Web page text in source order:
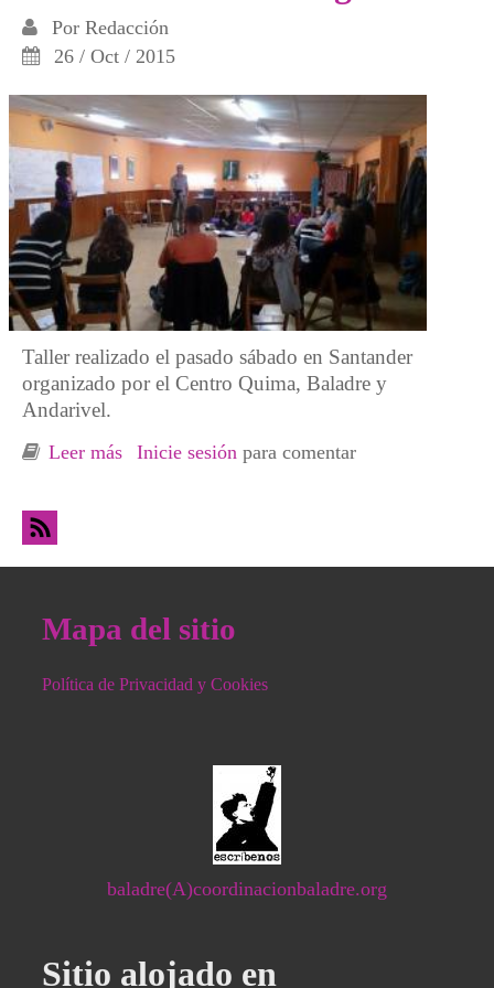
Por Redacción
26 / Oct / 2015
Taller realizado el pasado sábado en Santander
organizado por el Centro Quima, Baladre y
Andarivel.
Leer más sobre De la centralidad del empleo a la
Inicie sesión para comentar
Mapa del sitio
Política de Privacidad y Cookies
baladre(A)coordinacionbaladre.org
Sitio alojado en